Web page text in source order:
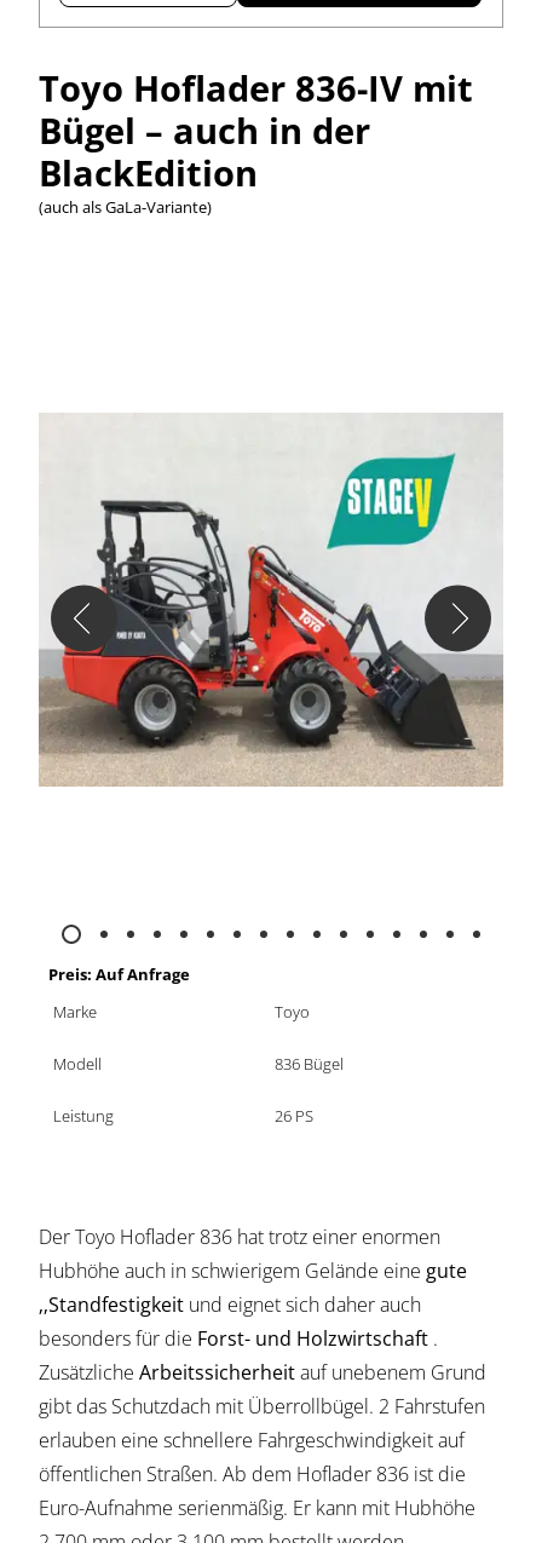
Toyo Hoflader 836-IV mit
Bügel – auch in der
BlackEdition
(auch als GaLa-Variante)
Preis: Auf Anfrage
Marke
Toyo
Modell 836 Bügel
Leistung 26 PS
Der Toyo Hoflader 836 hat trotz einer enormen
Hubhöhe auch in schwierigem Gelände eine gute
‚‚Standfestigkeit und eignet sich daher auch
besonders für die Forst- und Holzwirtschaft .
Zusätzliche Arbeitssicherheitauf unebenem Grund
gibt das Schutzdach mit Überrollbügel. 2 Fahrstufen
erlauben eine schnellere Fahrgeschwindigkeit auf
öffentlichen Straßen. Ab dem Hoflader 836 ist die
Euro-Aufnahme serienmäßig. Er kann mit Hubhöhe